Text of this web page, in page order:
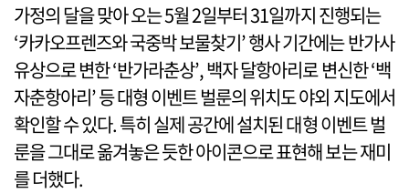
가정의 달을 맞아 오는 5월 2일부터 31일까지 진행되는
‘카카오프렌즈와 국중박 보물찾기’ 행사 기간에는 반가사
유상으로 변한 ‘반가라춘상’, 백자 달항아리로 변신한 ‘백
자춘항아리’ 등 대형 이벤트 벌룬의 위치도 야외 지도에서
확인할 수 있다. 특히 실제 공간에 설치된 대형 이벤트 벌
룬을 그대로 옮겨놓은 듯한 아이콘으로 표현해 보는 재미
를 더했다.